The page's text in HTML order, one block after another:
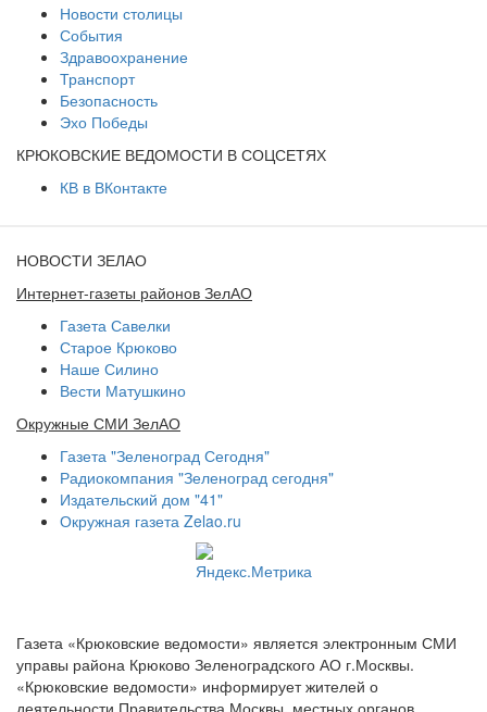
Новости столицы
События
Здравоохранение
Транспорт
Безопасность
Эхо Победы
КРЮКОВСКИЕ ВЕДОМОСТИ В СОЦСЕТЯХ
КВ в ВКонтакте
НОВОСТИ ЗЕЛАО
Интернет-газеты районов ЗелАО
Газета Савелки
Старое Крюково
Наше Силино
Вести Матушкино
Окружные СМИ ЗелАО
Газета "Зеленоград Сегодня"
Радиокомпания "Зеленоград сегодня"
Издательский дом "41"
Окружная газета Zelao.ru
Газета «Крюковские ведомости» является электронным СМИ
управы района Крюково Зеленоградского АО г.Москвы.
«Крюковские ведомости» информирует жителей о
деятельности Правительства Москвы, местных органов